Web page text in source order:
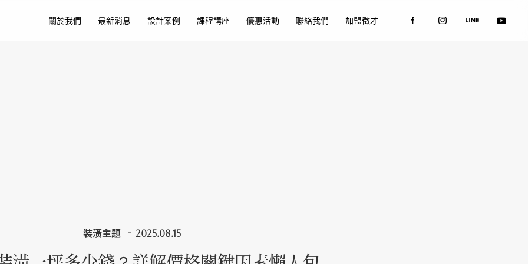
關於我們 最新消息 設計案例 課程講座 優惠活動 聯絡我們 加盟徵才
裝潢主題 2025.08.15